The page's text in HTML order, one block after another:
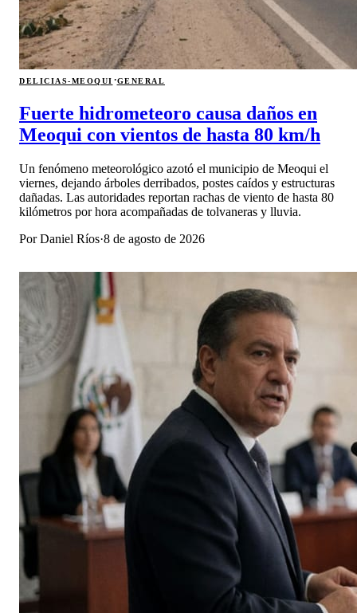
DELICIAS-MEOQUI ·GENERAL
Fuerte hidrometeoro causa daños en
Meoqui con vientos de hasta 80 km/h
Un fenómeno meteorológico azotó el municipio de Meoqui el
viernes, dejando árboles derribados, postes caídos y estructuras
dañadas. Las autoridades reportan rachas de viento de hasta 80
kilómetros por hora acompañadas de tolvaneras y lluvia.
PorDaniel Ríos·8 de agosto de 2026